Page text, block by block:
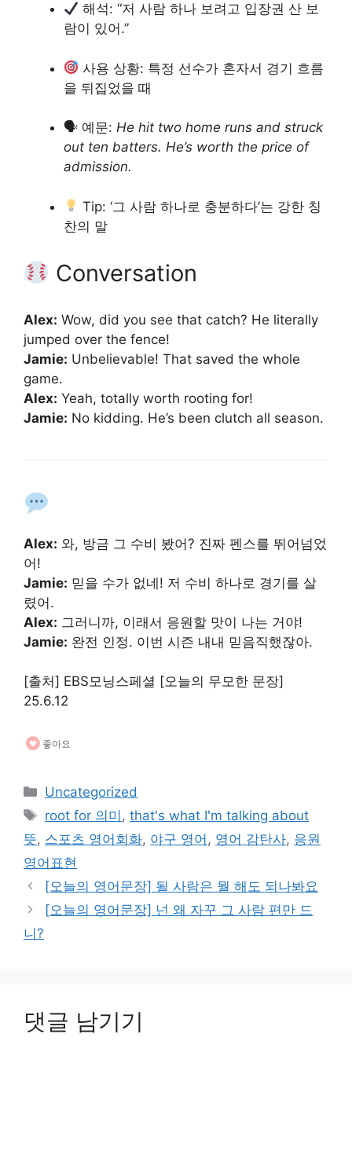
해석: “저 사람 하나 보려고 입장권 산 보
람이 있어.”
사용 상황: 특정 선수가 혼자서 경기 흐름
을 뒤집었을 때
🗣 예문: He hit two home runs and struck
out ten batters. He’s worth the price of
admission.
Tip: ‘그 사람 하나로 충분하다’는 강한 칭
찬의 말
Conversation
Alex: Wow, did you see that catch? He literally
jumped over the fence!
Jamie: Unbelievable! That saved the whole
game.
Alex: Yeah, totally worth rooting for!
Jamie: No kidding. He’s been clutch all season.
Alex: 와, 방금 그 수비 봤어? 진짜 펜스를 뛰어넘었
어!
Jamie: 믿을 수가 없네! 저 수비 하나로 경기를 살
렸어.
Alex: 그러니까, 이래서 응원할 맛이 나는 거야!
Jamie: 완전 인정. 이번 시즌 내내 믿음직했잖아.
[출처] EBS모닝스페셜 [오늘의 무모한 문장]
25.6.12
좋아요
카
리
Uncategorized
태
그
root for 의미 ,that's what I'm talking about
뜻, 스포츠 영어회화, 야구 영어 , 영어 감탄사, 응원
영어표현
[오늘의 영어문장] 될 사람은 뭘 해도 되나봐요
[오늘의 영어문장] 넌 왜 자꾸 그 사람 편만 드
니?
댓글 남기기